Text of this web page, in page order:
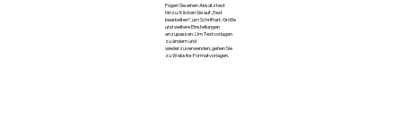
Fügen Sie einen Absatztext
hinzu. Klicken Sie auf „Text
bearbeiten“, um Schriftart, Größe
und weitere Einstellungen
anzupassen. Um Textvorlagen
zu ändern und
wiederzuverwenden, gehen Sie
zu Website-Formatvorlagen.